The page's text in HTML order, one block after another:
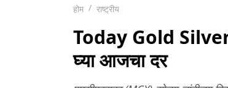
होम राष्ट्रीय
Today Gold Silver
घ्या आजचा दर